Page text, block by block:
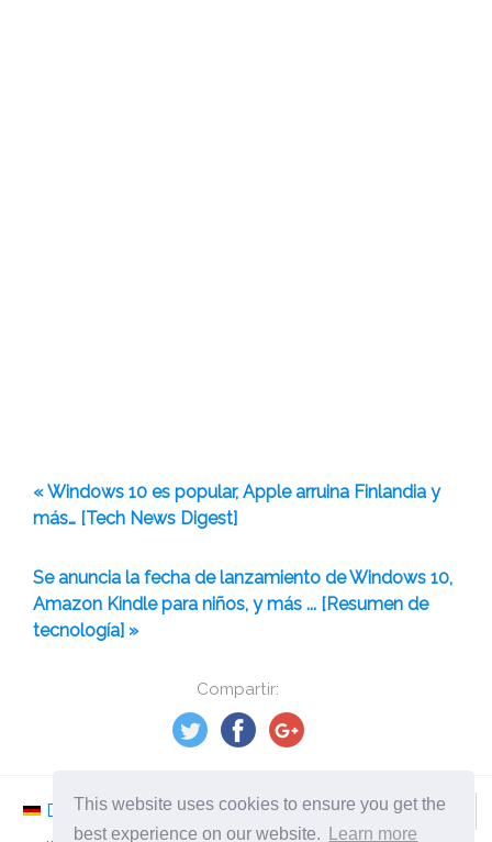
This website uses cookies to ensure you get the
best experience on our website.
Learn more
Compartir:
« Windows 10 es popular, Apple arruina Finlandia y
más… [Tech News Digest]
Se anuncia la fecha de lanzamiento de Windows 10,
Amazon Kindle para niños, y más ... [Resumen de
tecnología] »
Deutsch Nederlands Svenska
Norsk